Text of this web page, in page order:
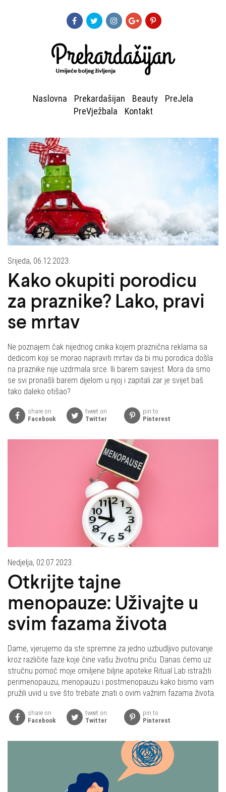
Naslovna Prekardašijan Beauty
PreJela
PreVježbala
Kontakt
Srijeda, 06.12.2023.
Kako okupiti porodicu
za praznike? Lako, pravi
se mrtav
Ne poznajem čak nijednog cinika kojem praznična reklama sa
dedicom koji se morao napraviti mrtav da bi mu porodica došla
na praznike nije uzdrmala srce. Ili barem savjest. Mora da smo
se svi pronašli barem dijelom u njoj i zapitali zar je svijet baš
tako daleko otišao?
share on
Facebook
tweet on
Twitter
pin to
Pinterest
Nedjelja, 02.07.2023.
Otkrijte tajne
menopauze: Uživajte u
svim fazama života
Dame, vjerujemo da ste spremne za jedno uzbudljivo putovanje
kroz različite faze koje čine vašu životnu priču. Danas ćemo uz
stručnu pomoć moje omiljene biljne apoteke Ritual Lab istražiti
perimenopauzu, menopauzu i postmenopauzu kako bismo vam
pružili uvid u sve što trebate znati o ovim važnim fazama života.
share on
Facebook
tweet on
Twitter
pin to
Pinterest